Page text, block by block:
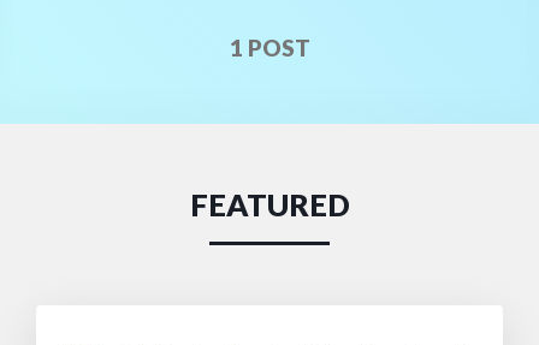
1 POST
FEATURED